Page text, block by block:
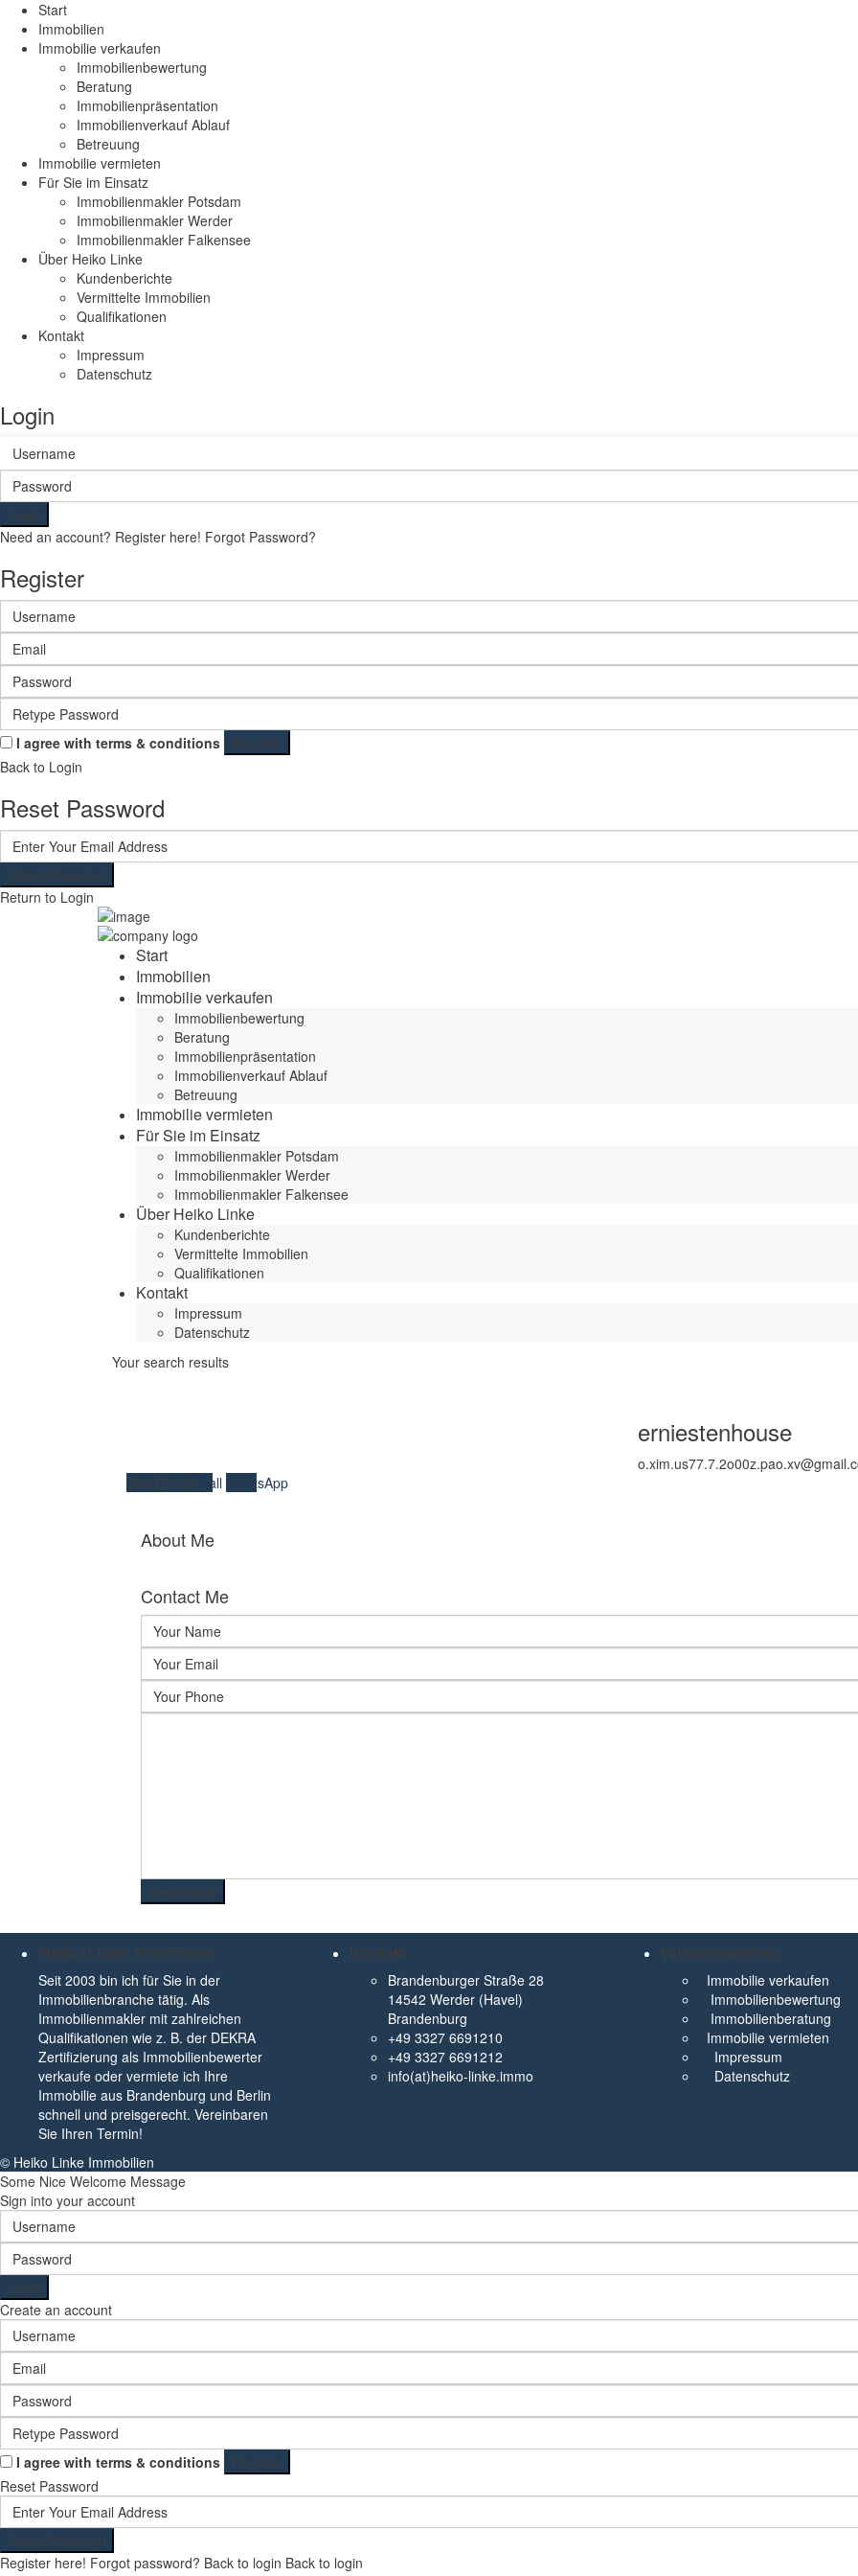
Start
Immobilien
Immobilie verkaufen
Immobilienbewertung
Beratung
Immobilienpräsentation
Immobilienverkauf Ablauf
Betreuung
Immobilie vermieten
Für Sie im Einsatz
Immobilienmakler Potsdam
Immobilienmakler Werder
Immobilienmakler Falkensee
Über Heiko Linke
Kundenberichte
Vermittelte Immobilien
Qualifikationen
Kontakt
Impressum
Datenschutz
Login
Login
Need an account? Register here! Forgot Password?
Register
I agree with terms & conditions
Register
Back to Login
Reset Password
Reset Password
Return to Login
Start
Immobilien
Immobilie verkaufen
Immobilienbewertung
Beratung
Immobilienpräsentation
Immobilienverkauf Ablauf
Betreuung
Immobilie vermieten
Für Sie im Einsatz
Immobilienmakler Potsdam
Immobilienmakler Werder
Immobilienmakler Falkensee
Über Heiko Linke
Kundenberichte
Vermittelte Immobilien
Qualifikationen
Kontakt
Impressum
Datenschutz
Your search results
erniestenhouse
Send Email
Call WhatsApp
About Me
Contact Me
Heiko Linke Immobilien
Seit 2003 bin ich für Sie in der
Immobilienbranche tätig. Als
Immobilienmakler mit zahlreichen
Qualifikationen wie z. B. der DEKRA
Zertifizierung als Immobilienbewerter
verkaufe oder vermiete ich Ihre
Immobilie aus Brandenburg und Berlin
schnell und preisgerecht. Vereinbaren
Sie Ihren Termin!
Kontakt
Brandenburger Straße 28
14542 Werder (Havel)
Brandenburg
+49 3327 6691210
+49 3327 6691212
info(at)heiko-linke.immo
Wissenswertes
Immobilie verkaufen
Immobilienbewertung
Immobilienberatung
Immobilie vermieten
Impressum
Datenschutz
© Heiko Linke Immobilien
Some Nice Welcome Message
Sign into your account
Login
Create an account
I agree with terms & conditions
Register
Reset Password
Reset Password
Register here! Forgot password? Back to login Back to login